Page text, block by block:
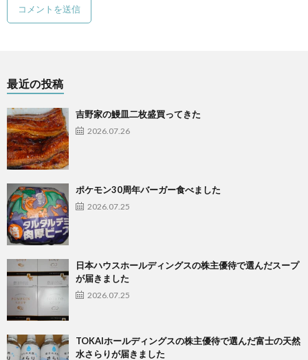
最近の投稿
吉野家の鰻皿二枚盛買ってきた
2026.07.26
ポケモン30周年バーガー食べました
2026.07.25
日本ハウスホールディングスの株主優待で選んだスープ
が届きました
2026.07.25
TOKAIホールディングスの株主優待で選んだ富士の天然
水さらりが届きました